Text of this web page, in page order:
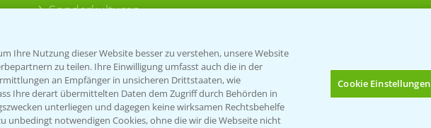
Sonderkulturen
Ihre Nutzung dieser Website besser zu verstehen, unsere Website
zu teilen. Ihre Einwilligung umfasst auch die in der
an Empfänger in unsicheren Drittstaaten, wie
Ihre derart übermittelten Daten dem Zugriff durch Behörden in
unterliegen und dagegen keine wirksamen Rechtsbehelfe
unbedingt notwendigen Cookies, ohne die wir die Webseite nicht
Cookie Einstellungen